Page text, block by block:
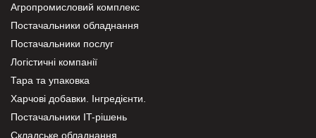
Агропромисловий комплекс
Постачальники обладнання
Постачальники послуг
Логістичні компанії
Тара та упаковка
Харчові добавки. Інгредієнти.
Постачальники IT-рішень
Складське обладнання